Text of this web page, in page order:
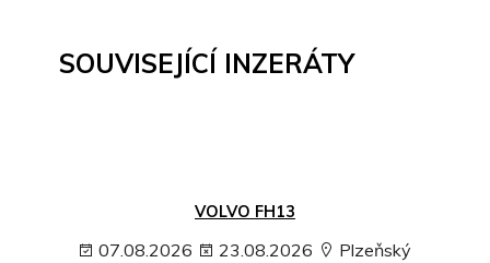
SOUVISEJÍCÍ INZERÁTY
VOLVO FH13
07.08.2026 23.08.2026
Plzeňský